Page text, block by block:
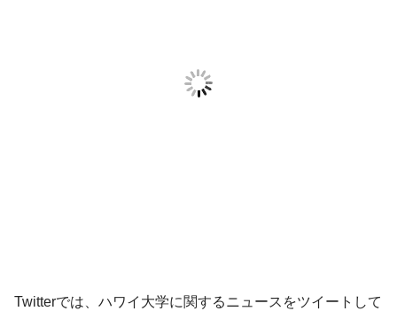
Twitterでは、ハワイ大学に関するニュースをツイートして